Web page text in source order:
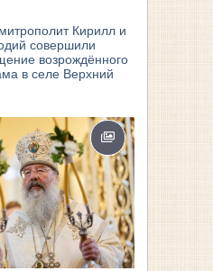
Кирилл и
совершили
возрождённого
в селе Верхний